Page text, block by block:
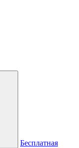
Бесплатная